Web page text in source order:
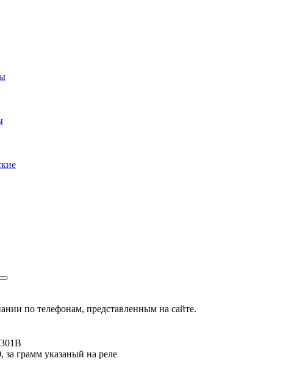
по телефонам, представленным на сайте.
грамм указаный на реле